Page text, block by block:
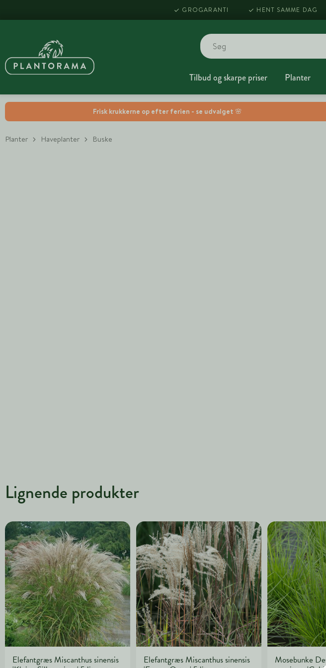
Frisk krukkerne op efter ferien - se udvalget 🌸
GROGARANTI HENT SAMME DAG
Tilbud og skarpe priser Planter
Planter Haveplanter Buske
Lignende produkter
Elefantgræs Miscanthus sinensis
Elefantgræs Miscanthus sinensis
Mosebunke